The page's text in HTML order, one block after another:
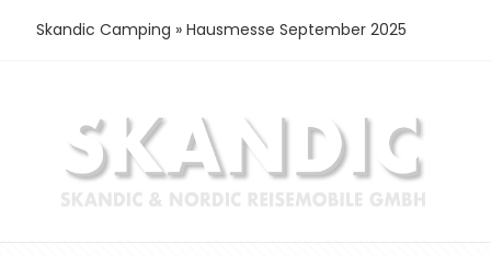
Skandic Camping » Hausmesse September 2025